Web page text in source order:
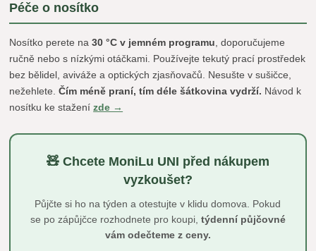
Péče o nosítko
Nosítko perete na30 °C v jemném programu, doporučujeme
ručně nebo s nízkými otáčkami. Používejte tekutý prací prostředek
bez bělidel, aviváže a optických zjasňovačů. Nesušte v sušičce,
nežehlete.Čím méně praní, tím déle šátkovina vydrží. Návod k
nosítku ke staženízde →
🧸 Chcete MoniLu UNI před nákupem
vyzkoušet?
Půjčte si ho na týden a otestujte v klidu domova. Pokud
se po zápůjčce rozhodnete pro koupi, týdenní půjčovné
vám odečteme z ceny.